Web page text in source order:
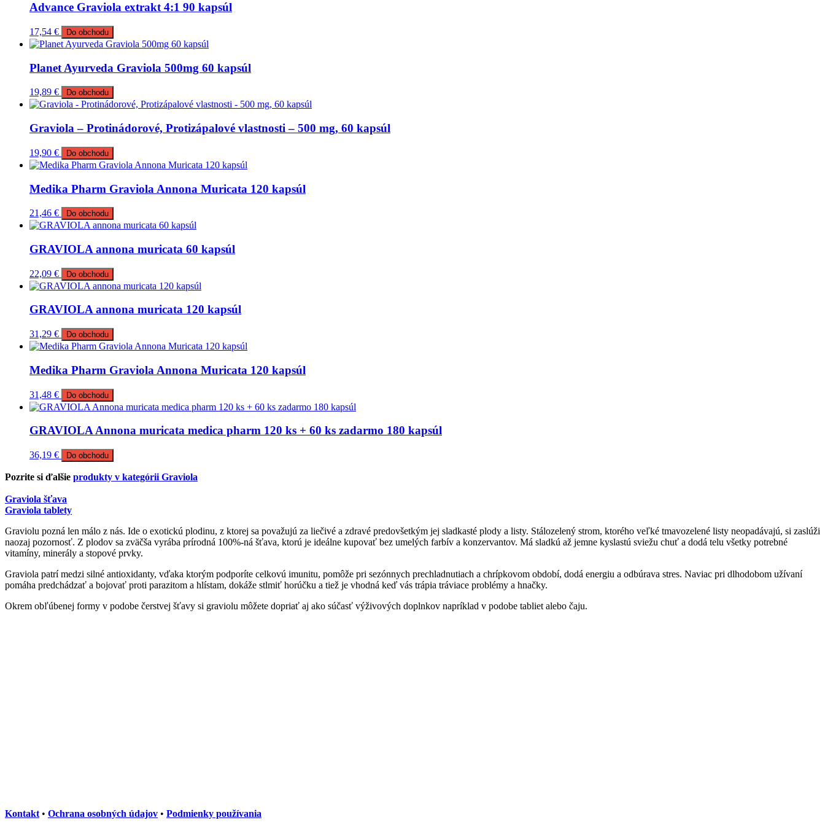
Advance Graviola extrakt 4:1 90 kapsúl
17,54 € Do obchodu
Planet Ayurveda Graviola 500mg 60 kapsúl
19,89 € Do obchodu
Graviola – Protinádorové, Protizápalové vlastnosti – 500 mg, 60 kapsúl
19,90 € Do obchodu
Medika Pharm Graviola Annona Muricata 120 kapsúl
21,46 € Do obchodu
GRAVIOLA annona muricata 60 kapsúl
22,09 € Do obchodu
GRAVIOLA annona muricata 120 kapsúl
31,29 € Do obchodu
Medika Pharm Graviola Annona Muricata 120 kapsúl
31,48 € Do obchodu
GRAVIOLA Annona muricata medica pharm 120 ks + 60 ks zadarmo 180 kapsúl
36,19 € Do obchodu
Pozrite si ďalšie produkty v kategórii Graviola
Graviola šťava
Graviola tablety
Graviolu pozná len málo z nás. Ide o exotickú plodinu, z ktorej sa považujú za liečivé a zdravé predovšetkým jej sladkasté plody a listy. Stálozelený strom, ktorého veľké tmavozelené listy neopadávajú, si zaslúži
naozaj pozornosť. Z plodov sa zväčša vyrába prírodná 100%-ná šťava, ktorú je ideálne kupovať bez umelých farbív a konzervantov. Má sladkú až jemne kyslastú sviežu chuť a dodá telu všetky potrebné
vitamíny, minerály a stopové prvky.
Graviola patrí medzi silné antioxidanty, vďaka ktorým podporíte celkovú imunitu, pomôže pri sezónnych prechladnutiach a chrípkovom období, dodá energiu a odbúrava stres. Naviac pri dlhodobom užívaní
pomáha predchádzať a bojovať proti parazitom a hlístam, dokáže stlmiť horúčku a tiež je vhodná keď vás trápia tráviace problémy a hnačky.
Okrem obľúbenej formy v podobe čerstvej šťavy si graviolu môžete dopriať aj ako súčasť výživových doplnkov napríklad v podobe tabliet alebo čaju.
Kontakt • Ochrana osobných údajov • Podmienky používania